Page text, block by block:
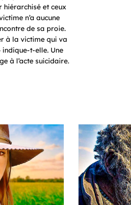
hiérarchisé et ceux
n’a aucune
de sa proie.
à la victime qui va
t-elle. Une
à l’acte suicidaire.